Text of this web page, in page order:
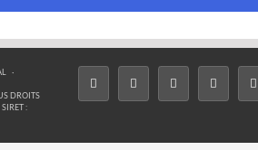
·
DROITS
SIRET :